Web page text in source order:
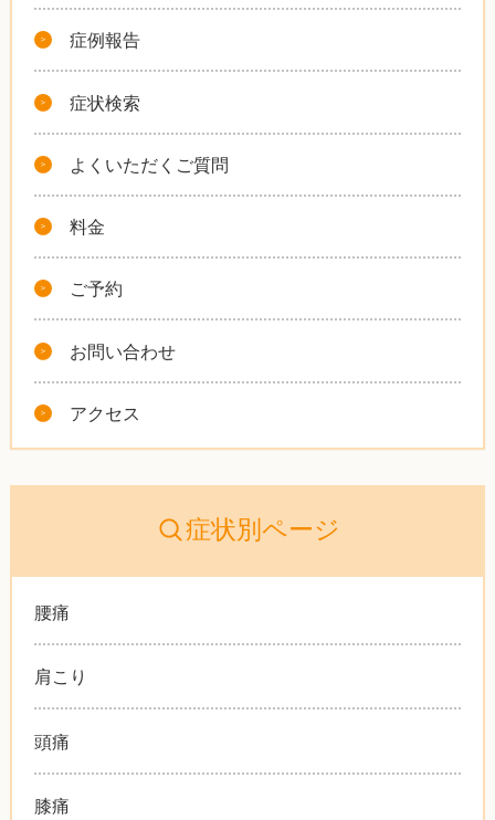
症例報告
症状検索
よくいただくご質問
料金
ご予約
お問い合わせ
アクセス
症状別ページ
腰痛
肩こり
頭痛
膝痛